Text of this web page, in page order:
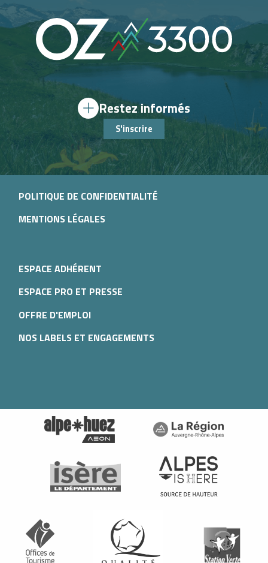
Restez informés
S'inscrire
POLITIQUE DE CONFIDENTIALITÉ
MENTIONS LÉGALES
ESPACE ADHÉRENT
ESPACE PRO ET PRESSE
OFFRE D'EMPLOI
NOS LABELS ET ENGAGEMENTS